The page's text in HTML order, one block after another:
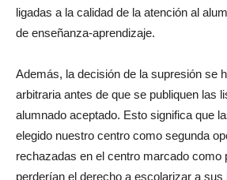
ligadas a la calidad de la atención al
de enseñanza-aprendizaje.
Además, la decisión de la supresión se
arbitraria antes de que se publiquen las
alumnado aceptado. Esto significa que
elegido nuestro centro como segunda
rechazadas en el centro marcado como
perderían el derecho a escolarizar a sus